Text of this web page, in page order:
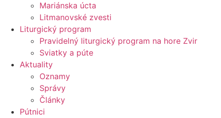
Mariánska úcta
Litmanovské zvesti
Liturgický program
Pravidelný liturgický program na hore Zvir
Sviatky a púte
Aktuality
Oznamy
Správy
Články
Pútnici